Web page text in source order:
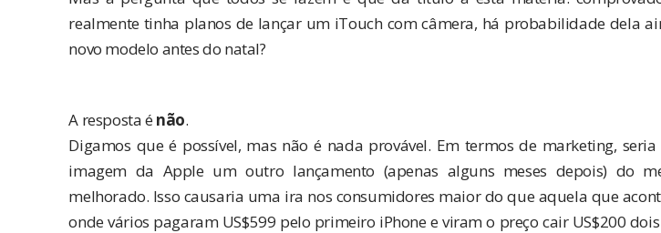
realmente tinha planos de lançar um iTouch com câmera, há probabilidade dela
novo modelo antes do natal?
A resposta é não.
Digamos que é possível, mas não é nada provável. Em termos de marketing,
imagem da Apple um outro lançamento (apenas alguns meses depois) do
melhorado. Isso causaria uma ira nos consumidores maior do que aquela que
onde vários pagaram US$599 pelo primeiro iPhone e viram o preço cair US$200